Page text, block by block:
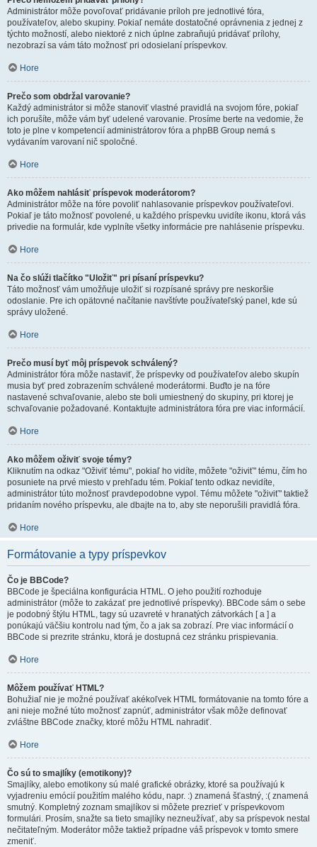
Administrátor môže povoľovať pridávanie príloh pre jednotlivé fóra,
používateľov, alebo skupiny. Pokiaľ nemáte dostatočné oprávnenia z jednej z
týchto možností, alebo niektoré z nich úplne zabraňujú pridávať prílohy,
nezobrazí sa vám táto možnosť pri odosielaní príspevkov.
Hore
Prečo som obdržal varovanie?
Každý administrátor si môže stanoviť vlastné pravidlá na svojom fóre, pokiaľ
ich porušíte, môže vám byť udelené varovanie. Prosíme berte na vedomie, že
toto je plne v kompetencií administrátorov fóra a phpBB Group nemá s
vydávaním varovaní nič spoločné.
Hore
Ako môžem nahlásiť príspevok moderátorom?
Administrátor môže na fóre povoliť nahlasovanie príspevkov používateľovi.
Pokiaľ je táto možnosť povolené, u každého príspevku uvidíte ikonu, ktorá vás
privedie na formulár, kde vyplníte všetky informácie pre nahlásenie príspevku.
Hore
Na čo slúži tlačítko "Uložiť" pri písaní príspevku?
Táto možnosť vám umožňuje uložiť si rozpísané správy pre neskoršie
odoslanie. Pre ich opätovné načítanie navštívte používateľský panel, kde sú
správy uložené.
Hore
Prečo musí byť môj príspevok schválený?
Administrátor fóra môže nastaviť, že príspevky od používateľov alebo skupín
musia byť pred zobrazením schválené moderátormi. Buďto je na fóre
nastavené schvaľovanie, alebo ste boli umiestnený do skupiny, pri ktorej je
schvaľovanie požadované. Kontaktujte administrátora fóra pre viac informácií.
Hore
Ako môžem oživiť svoje témy?
Kliknutím na odkaz "Oživiť tému", pokiaľ ho vidíte, môžete "oživiť" tému, čím ho
posuniete na prvé miesto v prehľadu tém. Pokiaľ tento odkaz nevidíte,
administrátor túto možnosť pravdepodobne vypol. Tému môžete "oživiť" taktiež
pridaním nového príspevku, ale dbajte na to, aby ste neporušili pravidlá fóra.
Hore
Formátovanie a typy príspevkov
Čo je BBCode?
BBCode je špeciálna konfigurácia HTML. O jeho použití rozhoduje
administrátor (môže to zakázať pre jednotlivé príspevky). BBCode sám o sebe
je podobný štýlu HTML, tagy sú uzavreté v hranatých zátvorkách [ a ] a
ponúkajú väčšiu kontrolu nad tým, čo a jak sa zobrazí. Pre viac informácií o
BBCode si prezrite stránku, ktorá je dostupná cez stránku prispievania.
Hore
Môžem používať HTML?
Bohužiaľ nie je možné používať akékoľvek HTML formátovanie na tomto fóre a
ani nieje možné túto možnosť zapnúť, administrátor však môže definovať
zvláštne BBCode značky, ktoré môžu HTML nahradiť.
Hore
Čo sú to smajlíky (emotikony)?
Smajlíky, alebo emotikony sú malé grafické obrázky, ktoré sa používajú k
vyjadreniu emócií použitím malého kódu, napr. :) znamená šťastný, :( znamená
smutný. Kompletný zoznam smajlíkov si môžete prezrieť v príspevkovom
formulári. Prosím, snažte sa tieto smajlíky nezneužívať, aby sa príspevok nestal
nečitateľným. Moderátor môže taktiež prípadne váš príspevok v tomto smere
zmeniť.